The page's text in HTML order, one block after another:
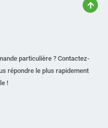
particulière ? Contactez-
répondre le plus rapidement
!